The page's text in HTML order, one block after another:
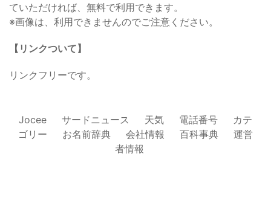
ていただければ、無料で利用できます。
※画像は、利用できませんのでご注意ください。
【リンクついて】
リンクフリーです。
Jocee サードニュース 天気 電話番号
カテ
ゴリー
お名前辞典 会社情報 百科事典
運営
者情報